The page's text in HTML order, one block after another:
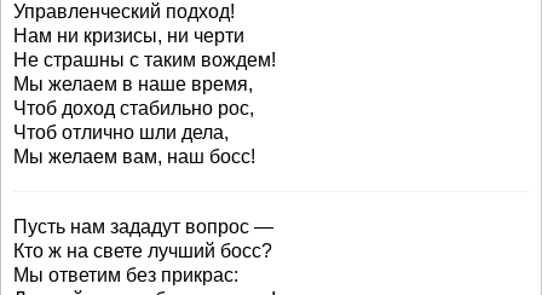
Управленческий подход!
Нам ни кризисы, ни черти
Не страшны с таким вождем!
Мы желаем в наше время,
Чтоб доход стабильно рос,
Чтоб отлично шли дела,
Мы желаем вам, наш босс!
Пусть нам зададут вопрос —
Кто ж на свете лучший босс?
Мы ответим без прикрас: